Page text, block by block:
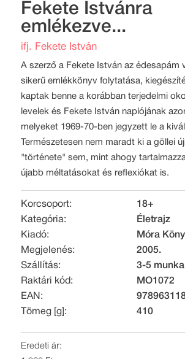
Fekete Istvánra
emlékezve...
ifj. Fekete István
A szerző a Fekete István az édesapám
sikerű emlékkönyv folytatása,
kaptak benne a korábban terjedelmi
levelek és Fekete István naplójának
melyeket 1969-70-ben jegyzett le a
Természetesen nem maradt ki a göllei
"története" sem, mint ahogy
újabb méltatásokat és reflexiókat is.
Korcsoport:
18+
Kategória:
Életrajz
Kiadó:
Móra
Megjelenés:
2005.
Szállítás:
3-5
Raktári kód:
MO1072
EAN:
Tömeg [g]:
410
Eredeti ár: